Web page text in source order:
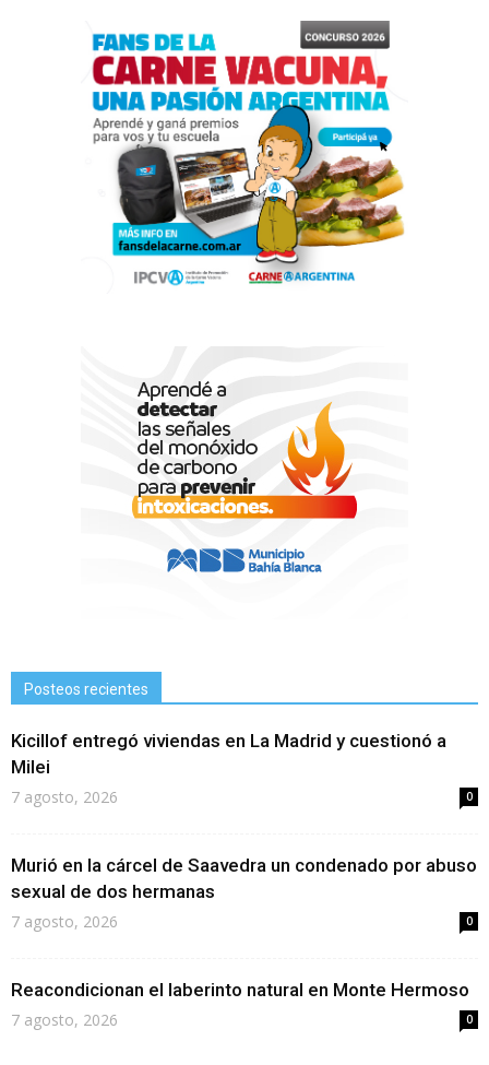
Posteos recientes
Kicillof entregó viviendas en La Madrid y cuestionó a
Milei
7 agosto, 2026 0
Murió en la cárcel de Saavedra un condenado por abuso
sexual de dos hermanas
7 agosto, 2026 0
Reacondicionan el laberinto natural en Monte Hermoso
7 agosto, 2026 0